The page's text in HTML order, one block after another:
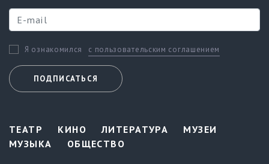
Я ознакомился с пользовательским соглашением
ПОДПИСАТЬСЯ
ТЕАТР КИНО ЛИТЕРАТУРА
МУЗЕИ
МУЗЫКА
ОБЩЕСТВО